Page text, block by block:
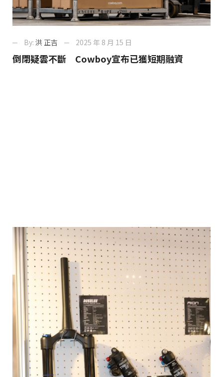
By: 洪 正吉 2025 年 8 月 15 日
倒閉疑雲不斷 Cowboy宣布已獲短期融資